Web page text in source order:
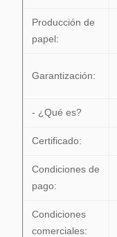
Producción de
papel:
Garantización:
- ¿Qué es?
Certificado:
Condiciones de
pago:
Condiciones
comerciales: